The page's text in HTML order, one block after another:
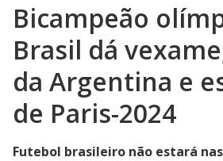
Bicampeão
Brasil dá
da Argentina e
de Paris-2024
Futebol brasileiro não estará